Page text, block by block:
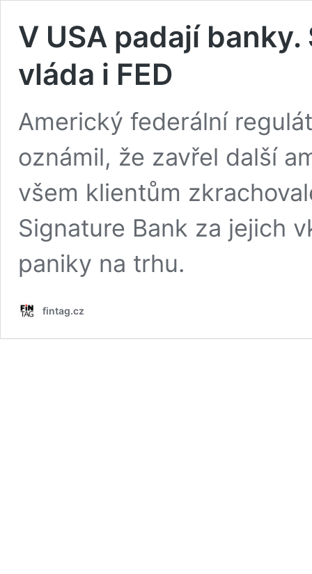
V USA padají
vláda i FED
Americký federální
oznámil, že zavřel další
všem klientům
Signature Bank za jejich
paniky na trhu.
fintag.cz